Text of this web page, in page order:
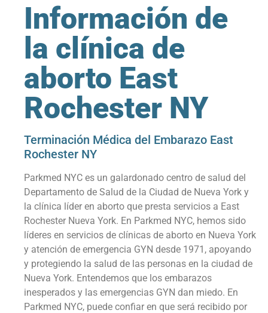
Información de
la clínica de
aborto East
Rochester NY
Terminación Médica del Embarazo East
Rochester NY
Parkmed NYC es un galardonado centro de salud del
Departamento de Salud de la Ciudad de Nueva York y
la clínica líder en aborto que presta servicios a East
Rochester Nueva York. En Parkmed NYC, hemos sido
líderes en servicios de clínicas de aborto en Nueva York
y atención de emergencia GYN desde 1971, apoyando
y protegiendo la salud de las personas en la ciudad de
Nueva York. Entendemos que los embarazos
inesperados y las emergencias GYN dan miedo. En
Parkmed NYC, puede confiar en que será recibido por